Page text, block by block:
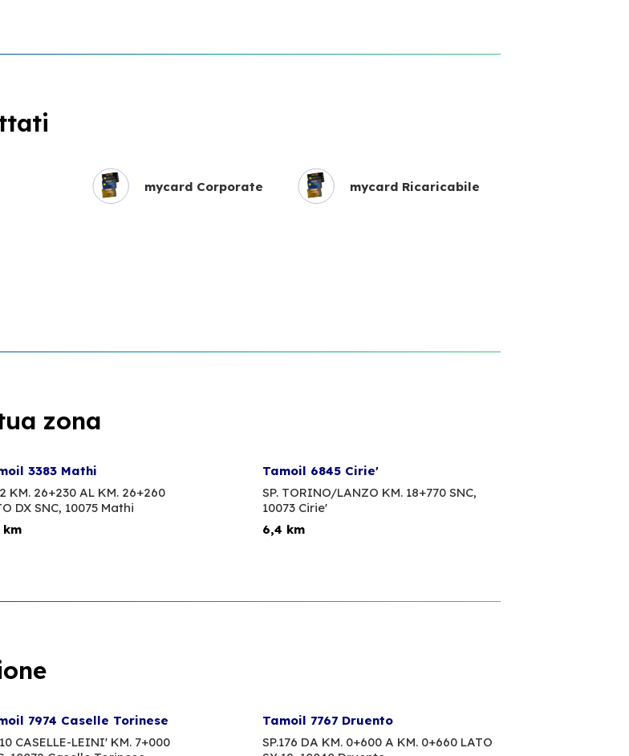
mycard Corporate mycard Ricaricabile
zona
3383 Mathi
2 KM. 26+230 AL KM. 26+260
DX SNC, 10075 Mathi
km
Tamoil 6845 Cirie'
SP. TORINO/LANZO KM. 18+770 SNC,
10073 Cirie'
6,4 km
7974 Caselle Torinese
CASELLE-LEINI' KM. 7+000
Tamoil 7767 Druento
SP.176 DA KM. 0+600 A KM. 0+660 LATO